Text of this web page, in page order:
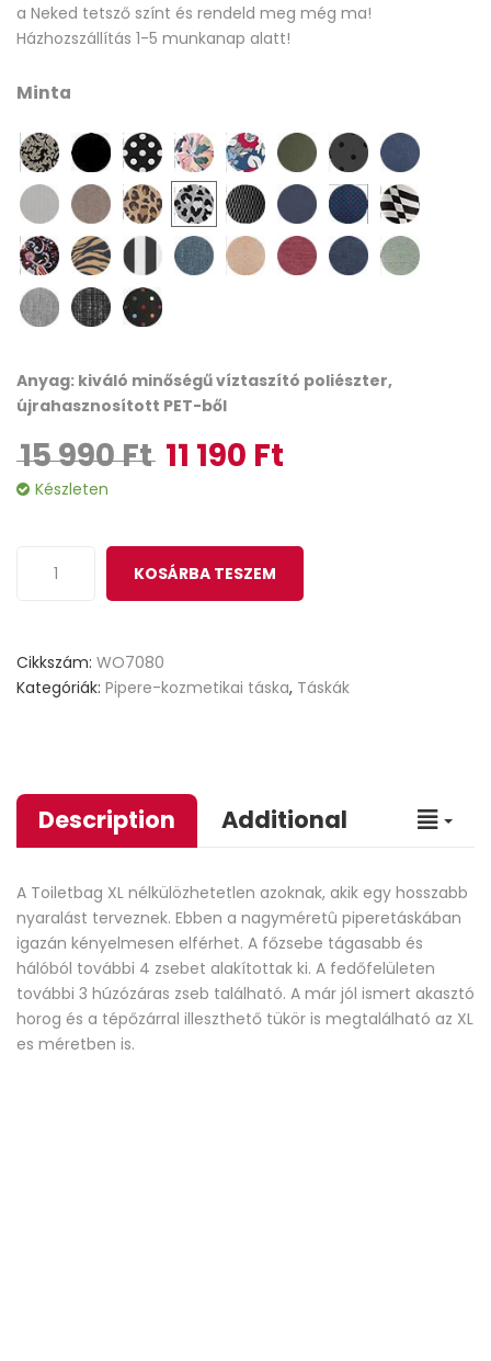
based
on
ratings
a Neked tetsző színt és rendeld meg még ma!
Házhozszállítás 1-5 munkanap alatt!
Minta
Anyag: kiváló minőségű víztaszító poliészter,
újrahasznosított PET-ből
15 990Ft Original price was: 15 990 Ft.
11 190 Ft
Készleten
KOSÁRBA TESZEM
Cikkszám: WO7080
Kategóriák: Pipere-kozmetikai táska, Táskák
Description Additional
A Toiletbag XL nélkülözhetetlen azoknak, akik egy hosszabb
nyaralást terveznek. Ebben a nagyméretû piperetáskában
igazán kényelmesen elférhet. A főzsebe tágasabb és
hálóból további 4 zsebet alakítottak ki. A fedőfelületen
további 3 húzózáras zseb található. A már jól ismert akasztó
horog és a tépőzárral illeszthető tükör is megtalálható az XL
es méretben is.